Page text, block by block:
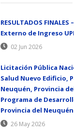
RESULTADOS FINALES
Externo de Ingreso
02 Jun 2026
Licitación Pública
Salud Nuevo Edificio,
Neuquén, Provincia
Programa de
Provincia del Neuquén
26 May 2026